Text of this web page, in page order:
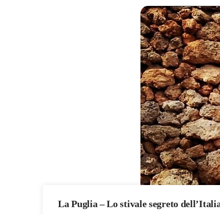
La Puglia – Lo stivale segreto